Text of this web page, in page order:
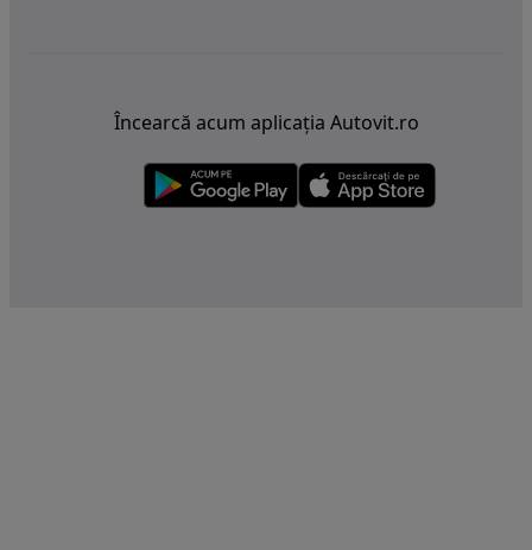
Încearcă acum aplicația Autovit.ro